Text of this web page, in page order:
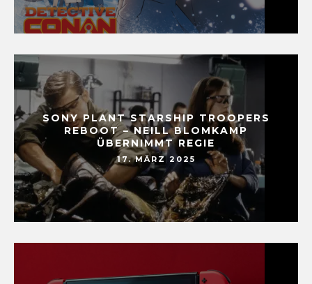
SONY PLANT STARSHIP TROOPERS
REBOOT – NEILL BLOMKAMP
ÜBERNIMMT REGIE
17. MÄRZ 2025